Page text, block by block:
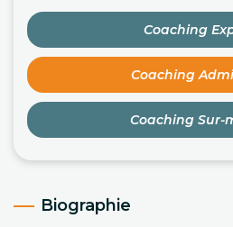
Coaching
Coaching
Coaching Sur-
Biographie